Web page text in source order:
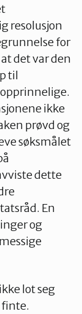
resolusjon
for
det var den
til
ikke
prøvd og
søksmålet
dette
En
og
lot seg
finte.